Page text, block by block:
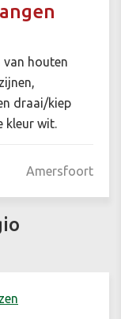
van houten
draai/kiep
kleur wit.
Amersfoort